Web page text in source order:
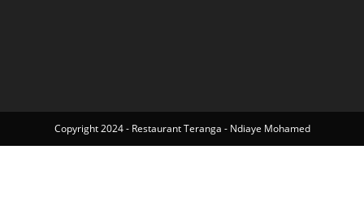
Copyright 2024 - Restaurant Teranga - Ndiaye Mohamed